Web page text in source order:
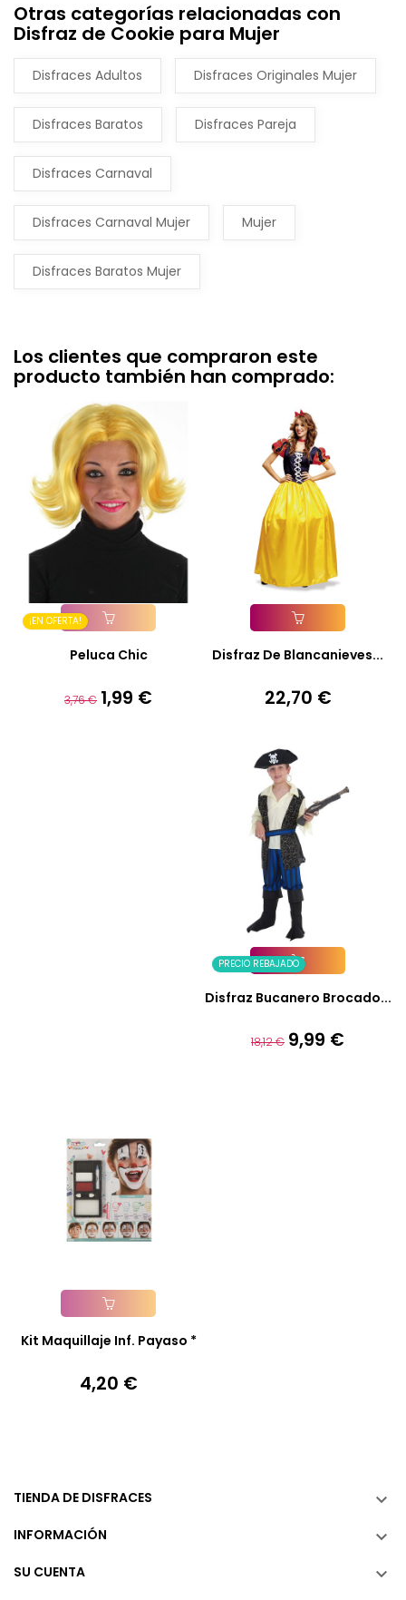
Otras categorías relacionadas con
Disfraz de Cookie para Mujer
Disfraces Adultos Disfraces Originales Mujer
Disfraces Baratos Disfraces Pareja
Disfraces Carnaval
Disfraces Carnaval Mujer Mujer
Disfraces Baratos Mujer
Los clientes que compraron este
producto también han comprado:
¡EN OFERTA!
Añadir A La Cesta
Peluca Chic
Precio
3,76 € Precio
1,99 €
Añadir A La Cesta
Disfraz De Blancanieves...
Precio
22,70 €
PRECIO REBAJADO
Añadir A La Cesta
Disfraz Bucanero Brocado...
Precio
18,12 € Precio
9,99 €
Añadir A La Cesta
Kit Maquillaje Inf. Payaso *
Precio
4,20 €
TIENDA DE DISFRACES 
INFORMACIÓN 
SU CUENTA 